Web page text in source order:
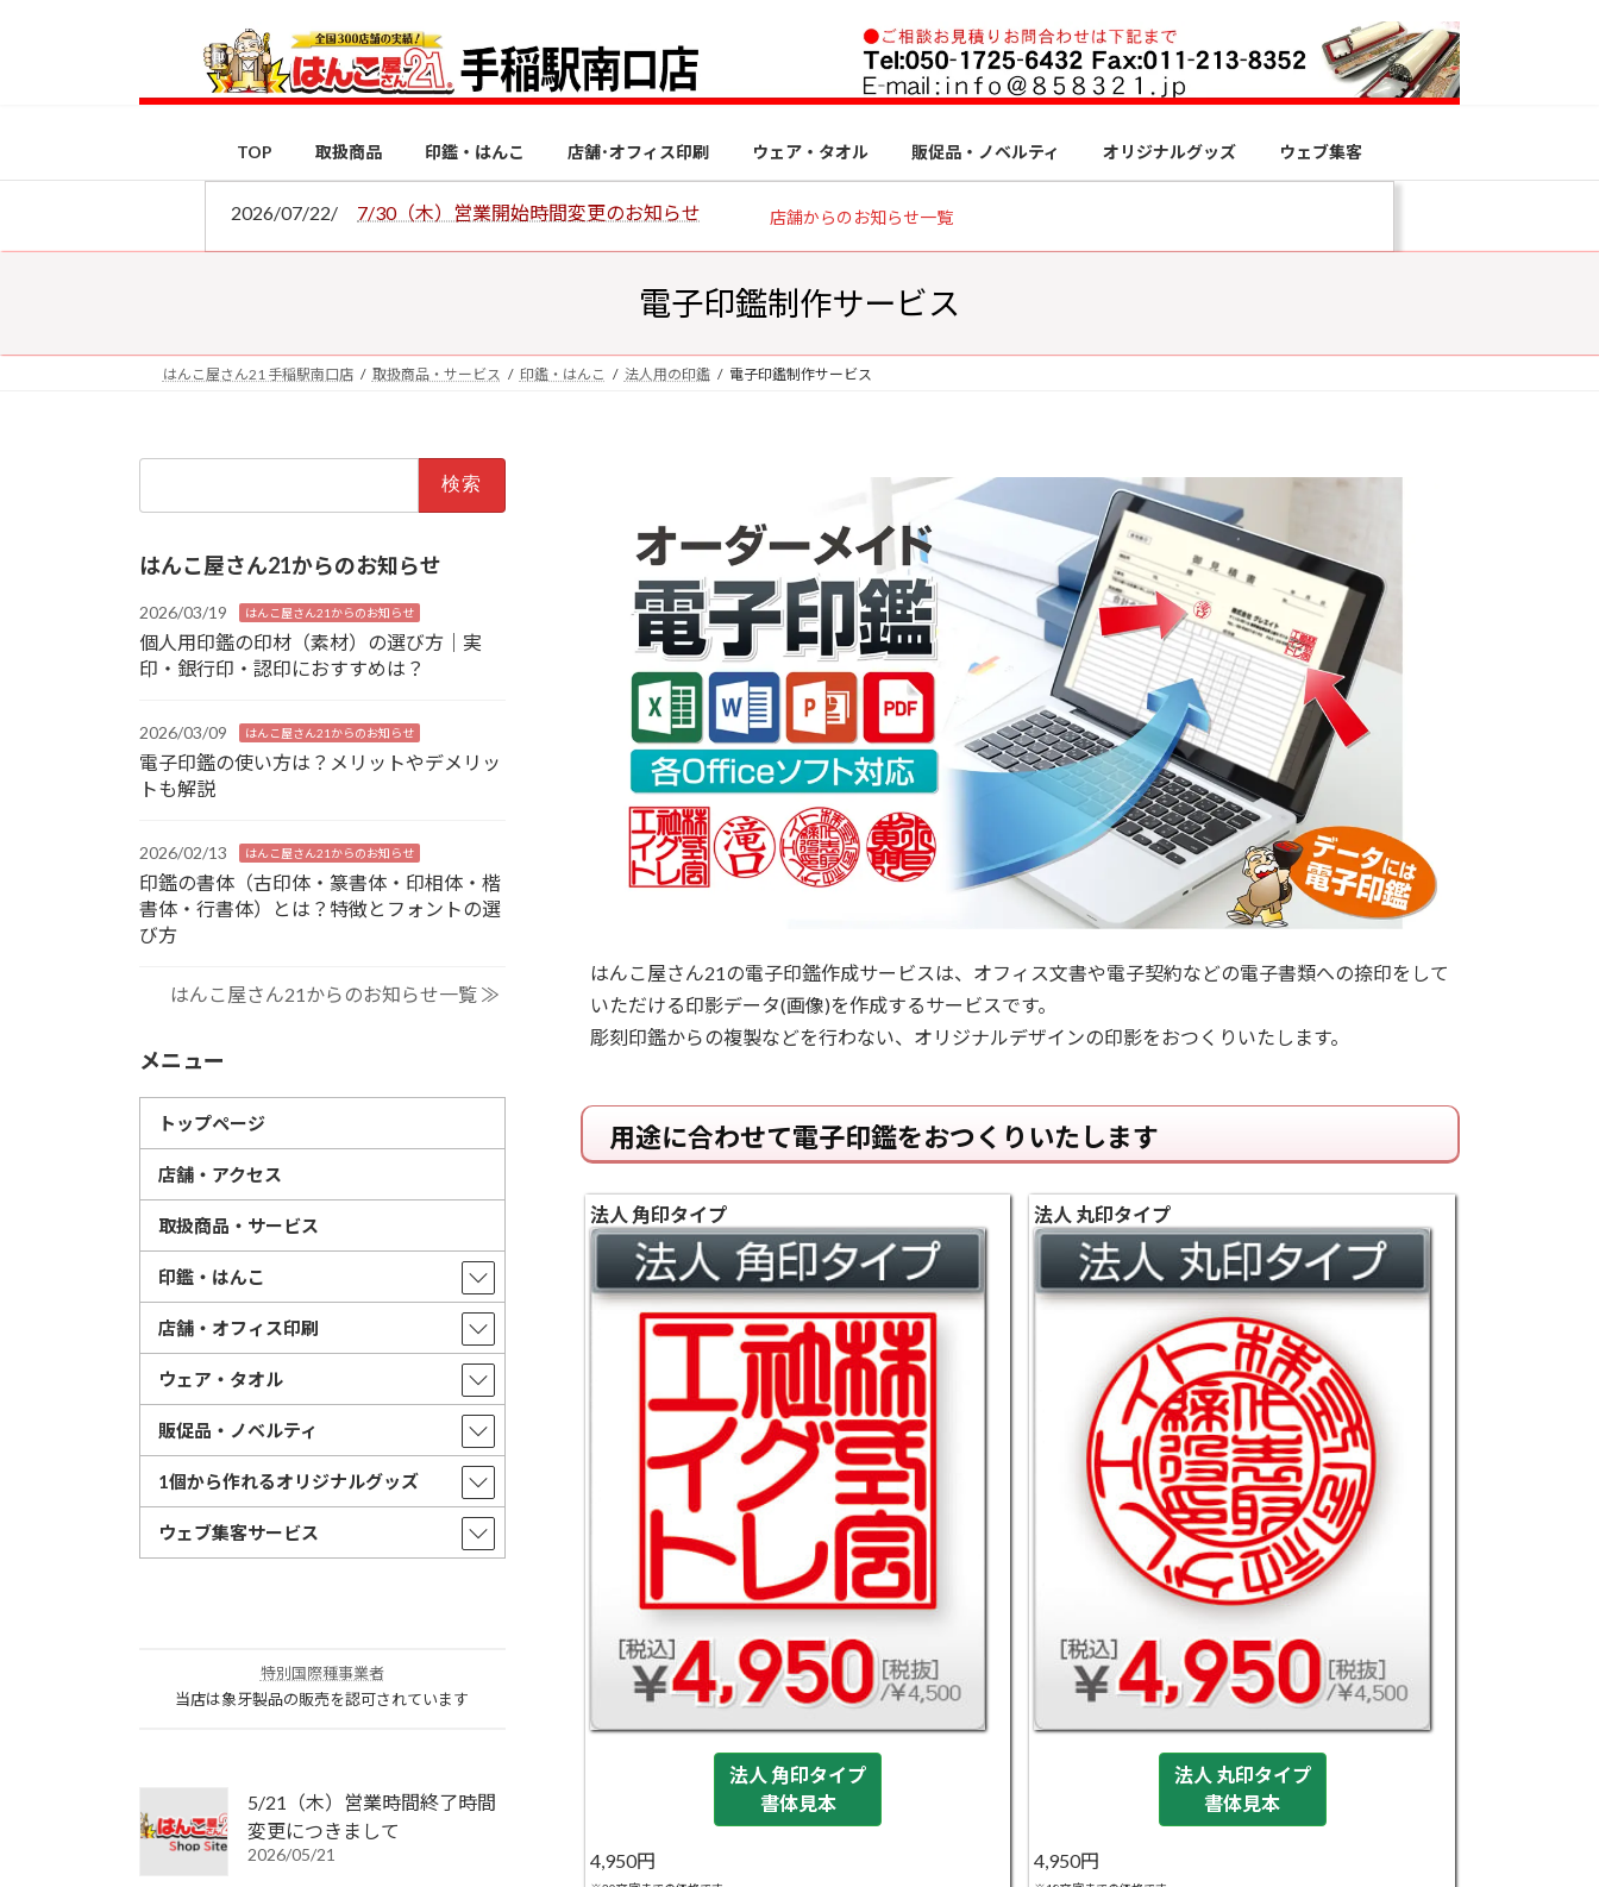
ス
ン
TOP 取扱商品 印鑑・はんこ 店舗･オフィス印刷 ウェア・タオル 販促品・ノベルティ オリジナルグッズ ウェブ集客
2026/07/22/ 7/30（木）営業開始時間変更のお知らせ 店舗からのお知らせ一覧
電子印鑑制作サービス
はんこ屋さん21 手稲駅南口店 取扱商品・サービス 印鑑・はんこ 法人用の印鑑 電子印鑑制作サービス
はんこ屋さん21の電子印鑑作成サービスは、オフィス文書や電子契約などの電子書類への捺印をして
いただける印影データ(画像)を作成するサービスです。
彫刻印鑑からの複製などを行わない、オリジナルデザインの印影をおつくりいたします。
用途に合わせて電子印鑑をおつくりいたします
法人 角印タイプ
法人 角印タイプ
書体見本
4,950円
法人 丸印タイプ
法人 丸印タイプ
書体見本
4,950円
はんこ屋さん21からのお知らせ
2026/03/19 はんこ屋さん21からのお知らせ
個人用印鑑の印材（素材）の選び方｜実
印・銀行印・認印におすすめは？
2026/03/09 はんこ屋さん21からのお知らせ
電子印鑑の使い方は？メリットやデメリッ
トも解説
2026/02/13 はんこ屋さん21からのお知らせ
印鑑の書体（古印体・篆書体・印相体・楷
書体・行書体）とは？特徴とフォントの選
び方
はんこ屋さん21からのお知らせ一覧 ≫
メニュー
トップページ
店舗・アクセス
取扱商品・サービス
印鑑・はんこ
店舗・オフィス印刷
ウェア・タオル
販促品・ノベルティ
1個から作れるオリジナルグッズ
ウェブ集客サービス
特別国際種事業者
当店は象牙製品の販売を認可されています
5/21（木）営業時間終了時間
変更につきまして
2026/05/21